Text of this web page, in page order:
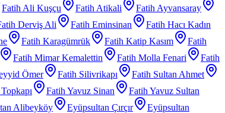
Fatih Ali Kuşçu Fatih Atikali
Fatih Ayvansaray
Derviş Ali Fatih Eminsinan
Fatih Hacı Kadın
Fatih Karagümrük Fatih Katip Kasım
Fatih
Fatih Mimar Kemalettin Fatih Molla Fenari
Fatih
Ömer Fatih Silivrikapı
Fatih Sultan Ahmet
Fatih Yavuz Sinan
Fatih Yavuz Sultan
Alibeyköy Eyüpsultan Çırçır
Eyüpsultan